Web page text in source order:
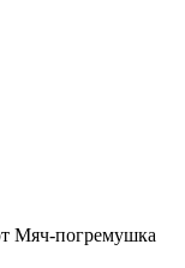
Мяч-погремушка